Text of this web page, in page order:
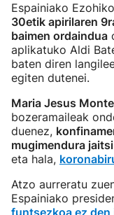
Espainiako
30etik apirilaren
baimen ordaindua
aplikatuko Aldi
baten diren
egiten dutenei.
Maria Jesus
bozeramaileak
duenez,
mugimendura
eta hala,
Atzo aurreratu
Espainiako
funtsezkoa ez